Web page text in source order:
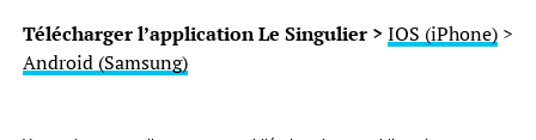
Télécharger l’application Le Singulier > IOS (iPhone)>
Android (Samsung)